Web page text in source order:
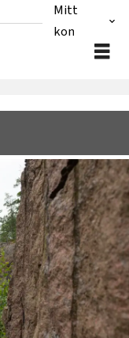
Mitt
konto